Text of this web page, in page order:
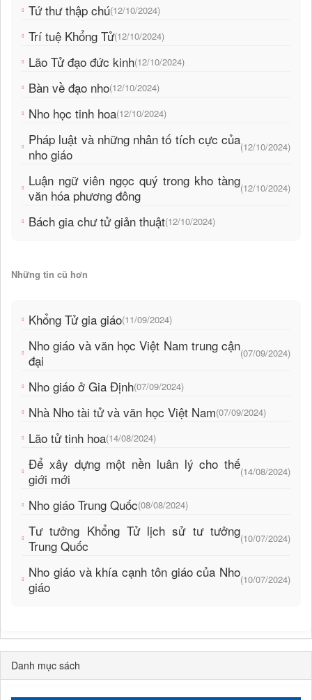
Tứ thư thập chú(12/10/2024)
Trí tuệ Khổng Tử(12/10/2024)
Lão Tử đạo đức kinh(12/10/2024)
Bàn về đạo nho(12/10/2024)
Nho học tinh hoa(12/10/2024)
Pháp luật và những nhân tố tích cực của
nho giáo
(12/10/2024)
Luận ngữ viên ngọc quý trong kho tàng
văn hóa phương đông
(12/10/2024)
Bách gia chư tử giản thuật(12/10/2024)
Những tin cũ hơn
Khổng Tử gia giáo(11/09/2024)
Nho giáo và văn học Việt Nam trung cận
đại
(07/09/2024)
Nho giáo ở Gia Định(07/09/2024)
Nhà Nho tài tử và văn học Việt Nam(07/09/2024)
Lão tử tinh hoa(14/08/2024)
Để xây dựng một nền luân lý cho thế
giới mới
(14/08/2024)
Nho giáo Trung Quốc(08/08/2024)
Tư tưởng Khổng Tử lịch sử tư tưởng
Trung Quốc
(10/07/2024)
Nho giáo và khía cạnh tôn giáo của Nho
giáo
(10/07/2024)
Danh mục sách